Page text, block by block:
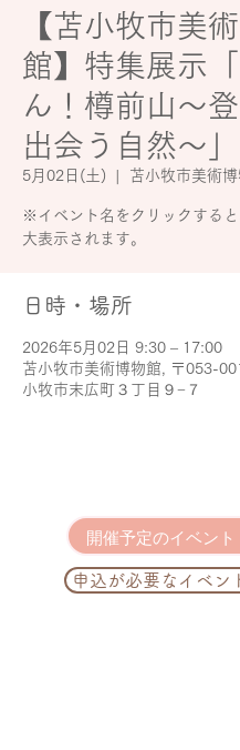
【苫小牧市美
館】特集展示
ん！樽前山～
出会う自然～」
5月02日(土) 苫小牧市美術博
※イベント名をクリックする
大表示されます。
日時・場所
2026年5月02日 9:30 – 17:00
苫小牧市美術博物館, 〒053-
小牧市末広町３丁目９−７
開催予定のイベント
申込が必要なイベン